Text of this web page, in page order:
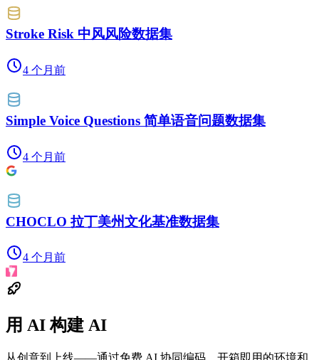
Stroke Risk 中风风险数据集
4 个月前
Simple Voice Questions 简单语音问题数据集
4 个月前
CHOCLO 拉丁美州文化基准数据集
4 个月前
用 AI 构建 AI